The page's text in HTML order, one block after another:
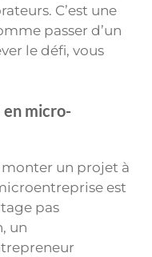
C’est une
passer d’un
le défi, vous
micro-
monter un projet à
est
pas
un